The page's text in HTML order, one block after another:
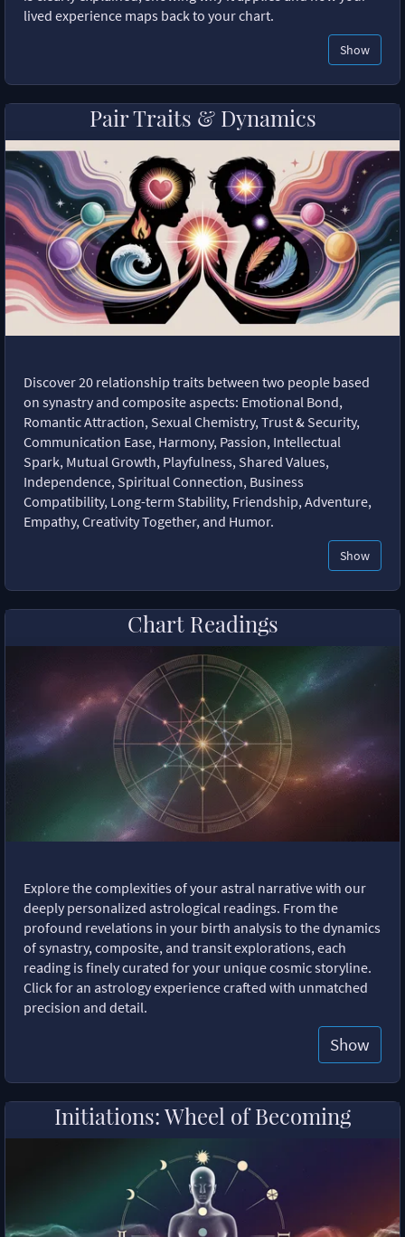
lived experience maps back to your chart.
Show
Pair Traits & Dynamics
Discover 20 relationship traits between two people based
on synastry and composite aspects: Emotional Bond,
Romantic Attraction, Sexual Chemistry, Trust & Security,
Communication Ease, Harmony, Passion, Intellectual
Spark, Mutual Growth, Playfulness, Shared Values,
Independence, Spiritual Connection, Business
Compatibility, Long-term Stability, Friendship, Adventure,
Empathy, Creativity Together, and Humor.
Show
Chart Readings
Explore the complexities of your astral narrative with our
deeply personalized astrological readings. From the
profound revelations in your birth analysis to the dynamics
of synastry, composite, and transit explorations, each
reading is finely curated for your unique cosmic storyline.
Click for an astrology experience crafted with unmatched
precision and detail.
Show
Initiations: Wheel of Becoming